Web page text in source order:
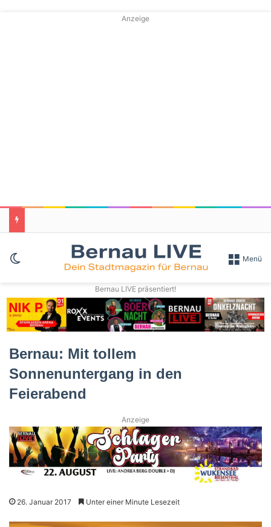
Anzeige
Skin umschalten Menü
Bernau LIVE präsentiert!
Bernau: Mit tollem
Sonnenuntergang in den
Feierabend
Anzeige
26. Januar 2017 Unter einer Minute Lesezeit